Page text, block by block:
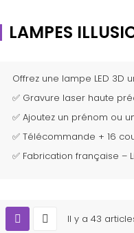
LAMPES
Offrez une lampe LED 3D
✅ Gravure laser haute
✅ Ajoutez un prénom ou
✅ Télécommande + 16
✅ Fabrication française –
Il y a 43